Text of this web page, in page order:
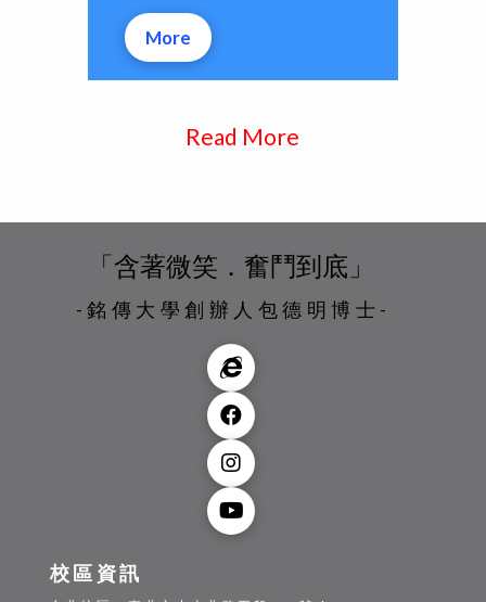
More
Read More
校區資訊
「含著微笑．奮鬥到底」
-銘傳大學創辦人包德明博士-